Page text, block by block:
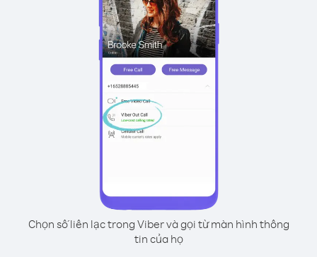
Chọn số liên lạc trong Viber và gọi từ màn hình thông
tin của họ